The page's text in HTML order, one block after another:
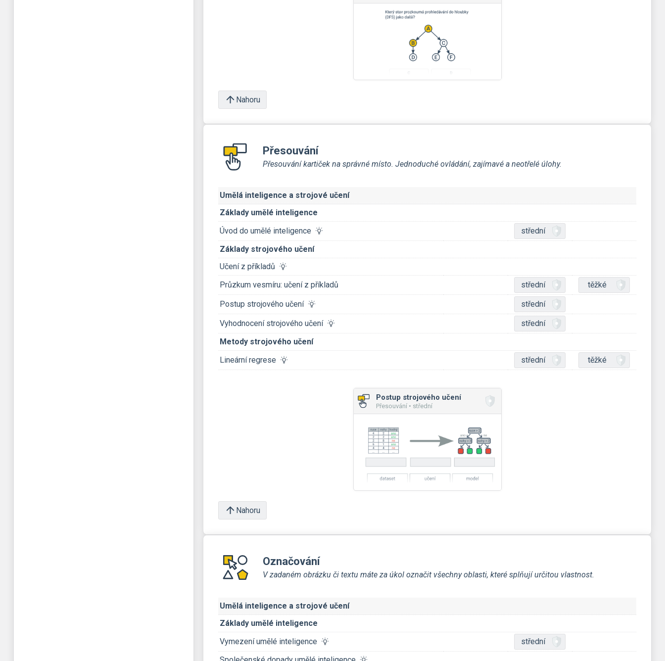
Nahoru
Přesouvání
Přesouvání kartiček na správné místo. Jednoduché ovládání, zajímavé a neotřelé úlohy.
Umělá inteligence a strojové učení
Základy umělé inteligence
Úvod do umělé inteligence
střední
Základy strojového učení
Učení z příkladů
Průzkum vesmíru: učení z příkladů
střední těžké
Postup strojového učení střední
Vyhodnocení strojového učení
střední
Metody strojového učení
Lineární regrese
střední těžké
Postup strojového učení
Přesouvání • střední
Nahoru
Označování
V zadaném obrázku či textu máte za úkol označit všechny oblasti, které splňují určitou vlastnost.
Umělá inteligence a strojové učení
Základy umělé inteligence
Vymezení umělé inteligence
střední